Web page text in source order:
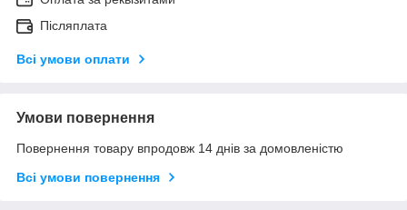
Післяплата
Всі умови оплати
Умови повернення
Повернення товару впродовж 14 днів за домовленістю
Всі умови повернення